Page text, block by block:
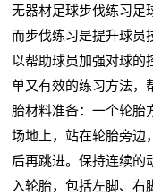
无器材足球步伐练习足
而步伐练习是提升球员
以帮助球员加强对球的
单又有效的练习方法，
胎材料准备：一个轮胎
场地上，站在轮胎旁边
后再跳进。保持连续的
入轮胎，包括左脚、右